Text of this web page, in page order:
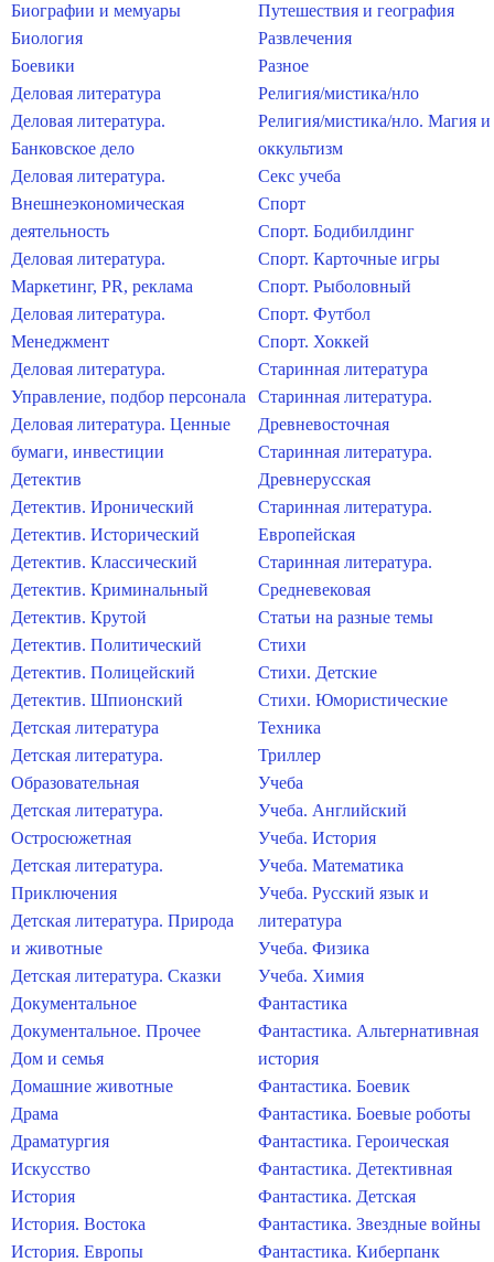
Биографии и мемуары
Биология
Боевики
Деловая литература
Деловая литература.
Банковское дело
Деловая литература.
Внешнеэкономическая
деятельность
Деловая литература.
Маркетинг, PR, реклама
Деловая литература.
Менеджмент
Деловая литература.
Управление, подбор персонала
Деловая литература. Ценные
бумаги, инвестиции
Детектив
Детектив. Иронический
Детектив. Исторический
Детектив. Классический
Детектив. Криминальный
Детектив. Крутой
Детектив. Политический
Детектив. Полицейский
Детектив. Шпионский
Детская литература
Детская литература.
Образовательная
Детская литература.
Остросюжетная
Детская литература.
Приключения
Детская литература. Природа
и животные
Детская литература. Сказки
Документальное
Документальное. Прочее
Дом и семья
Домашние животные
Драма
Драматургия
Искусство
История
История. Востока
История. Европы
Путешествия и география
Развлечения
Разное
Религия/мистика/нло
Религия/мистика/нло. Магия и
оккультизм
Секс учеба
Спорт
Спорт. Бодибилдинг
Спорт. Карточные игры
Спорт. Рыболовный
Спорт. Футбол
Спорт. Хоккей
Старинная литература
Старинная литература.
Древневосточная
Старинная литература.
Древнерусская
Старинная литература.
Европейская
Старинная литература.
Средневековая
Статьи на разные темы
Стихи
Стихи. Детские
Стихи. Юмористические
Техника
Триллер
Учеба
Учеба. Английский
Учеба. История
Учеба. Математика
Учеба. Русский язык и
литература
Учеба. Физика
Учеба. Химия
Фантастика
Фантастика. Альтернативная
история
Фантастика. Боевик
Фантастика. Боевые роботы
Фантастика. Героическая
Фантастика. Детективная
Фантастика. Детская
Фантастика. Звездные войны
Фантастика. Киберпанк